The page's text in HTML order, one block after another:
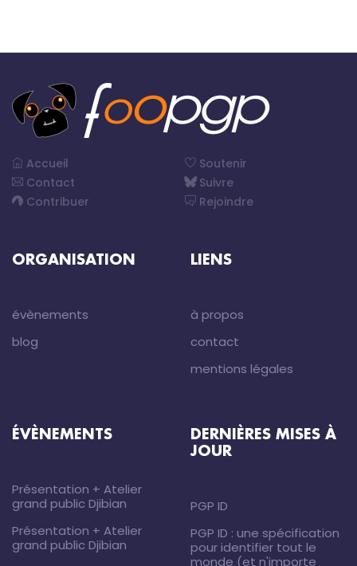
Accueil
Contact
Contribuer
Soutenir
Suivre
Rejoindre
ORGANISATION
évènements
blog
LIENS
à propos
contact
mentions légales
ÉVÈNEMENTS
Présentation + Atelier
grand public Djibian
Présentation + Atelier
grand public Djibian
DERNIÈRES MISES À
JOUR
PGP ID
PGP ID : une spécification
pour identifier tout le
monde (et n'importe